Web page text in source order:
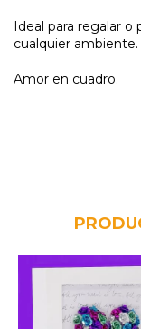
Ideal para regalar o
cualquier
Amor en cuadro.